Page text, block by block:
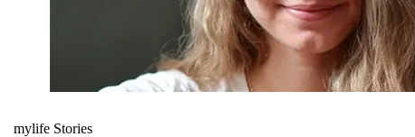
mylife Stories